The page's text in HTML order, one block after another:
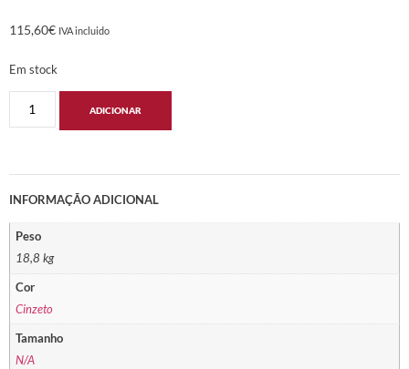
115,60€ IVA incluido
Em stock
ADICIONAR
INFORMAÇÃO ADICIONAL
Peso
18,8 kg
Cor
Cinzeto
Tamanho
N/A